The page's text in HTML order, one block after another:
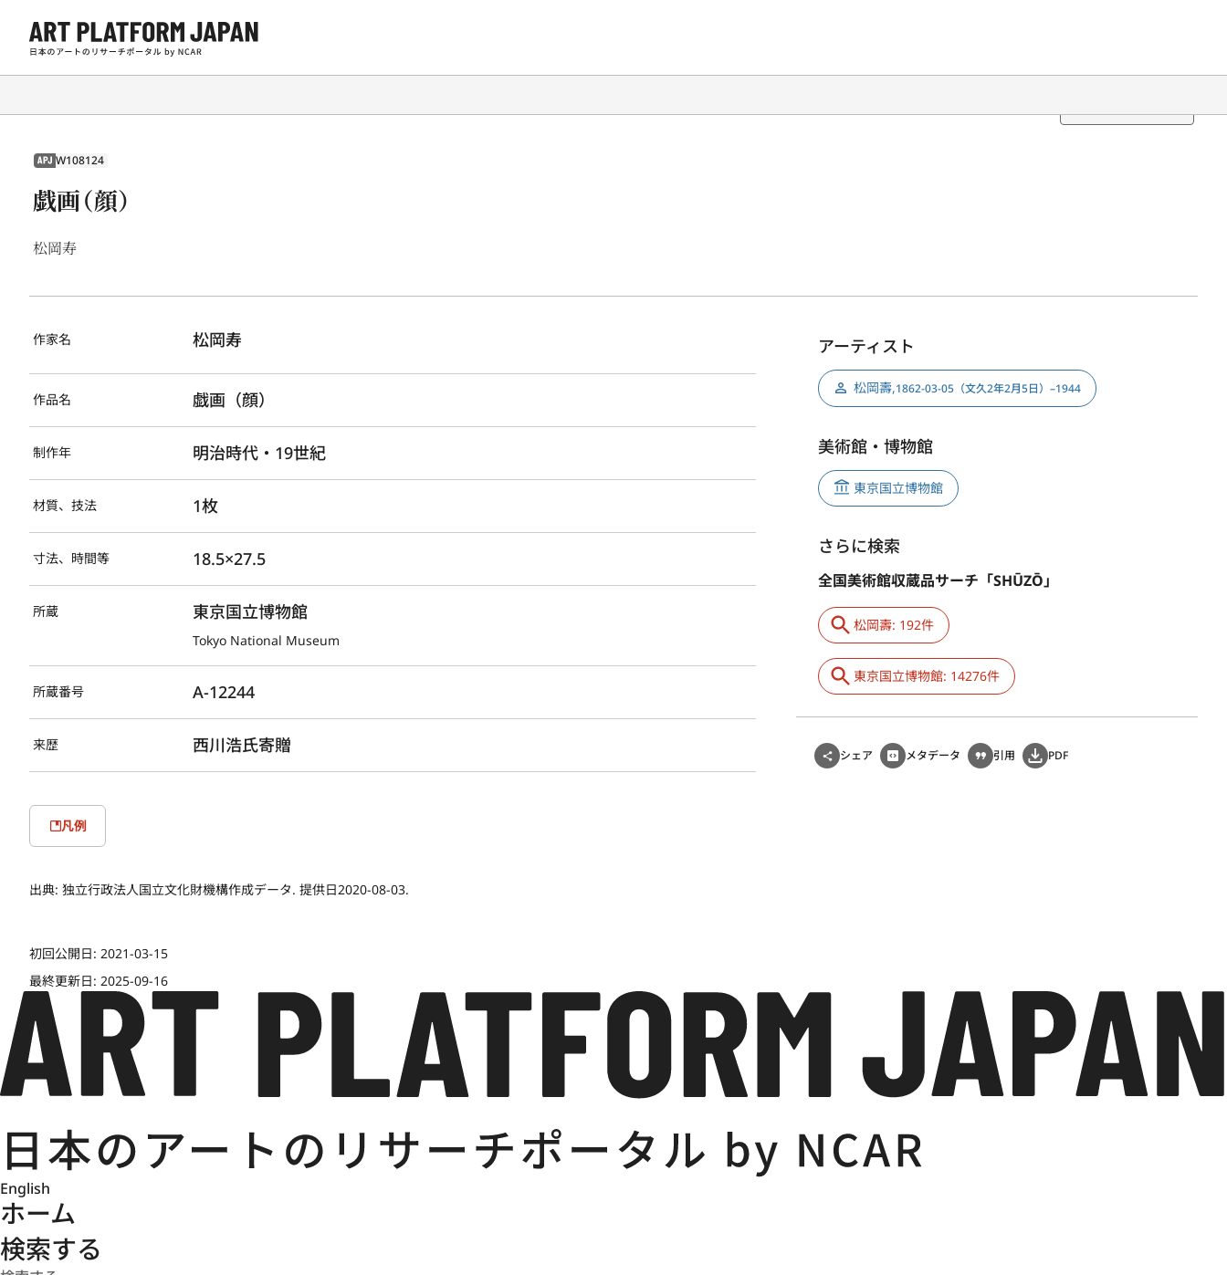
APJ W108124
戯画（顔）
松岡寿
作家名 松岡寿
作品名 戯画（顔）
制作年 明治時代・19世紀
材質、技法 1枚
寸法、時間等 18.5×27.5
所蔵 東京国立博物館
Tokyo National Museum
所蔵番号 A-12244
来歴 西川浩氏寄贈
凡例
出典: 独立行政法人国立文化財機構作成データ. 提供日2020-08-03.
初回公開日: 2021-03-15
最終更新日: 2025-09-16
アーティスト
松岡壽,1862-03-05（文久2年2月5日）–1944
美術館・博物館
東京国立博物館
さらに検索
全国美術館収蔵品サーチ「SHŪZŌ」
松岡壽: 192件
東京国立博物館: 14276件
シェア メタデータ 引用 PDF
English
ホーム
検索する